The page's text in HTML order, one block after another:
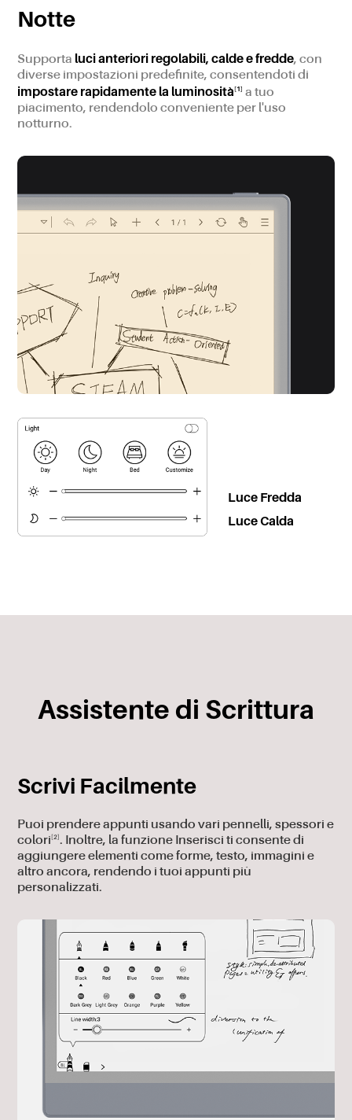
Notte
Supporta luci anteriori regolabili, calde e fredde, con
diverse impostazioni predefinite, consentendoti di
impostare rapidamente la luminosità[1] a tuo
piacimento, rendendolo conveniente per l'uso
notturno.
Luce Fredda
Luce Calda
Assistente di Scrittura
Scrivi Facilmente
Puoi prendere appunti usando vari pennelli, spessori e
colori[2] . Inoltre, la funzione Inserisci ti consente di
aggiungere elementi come forme, testo, immagini e
altro ancora, rendendo i tuoi appunti più
personalizzati.